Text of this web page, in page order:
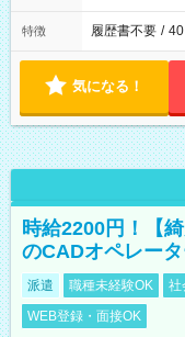
特徴 履歴書不要 /
気になる！
時給2200円！【
のCADオペレー
派遣 職種未経験OK 社
WEB登録・面接OK